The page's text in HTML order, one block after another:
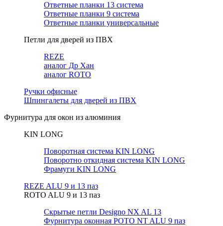
Ответные планки 13 система
Ответные планки 9 система
Ответные планки универсальные
Петли для дверей из ПВХ
REZE
аналог Др Хан
аналог ROTO
Ручки офисные
Шпингалеты для дверей из ПВХ
Фурнитура для окон из алюминия
KIN LONG
Поворотная система KIN LONG
Поворотно откидная система KIN LONG
Фрамуги KIN LONG
REZE ALU 9 и 13 паз
ROTO ALU 9 и 13 паз
Скрытые петли Designo NX AL 13
Фурнитура оконная РОТО NT ALU 9 паз